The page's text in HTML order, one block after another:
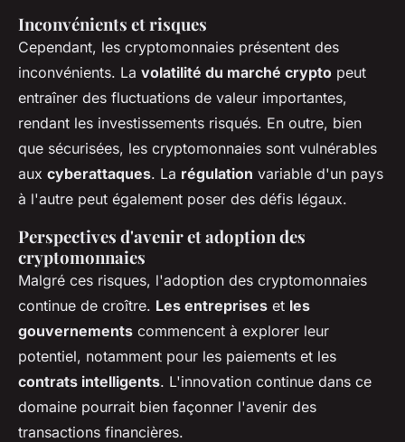
Inconvénients et risques
Cependant, les cryptomonnaies présentent des
inconvénients. La volatilité du marché crypto peut
entraîner des fluctuations de valeur importantes,
rendant les investissements risqués. En outre, bien
que sécurisées, les cryptomonnaies sont vulnérables
aux cyberattaques. La régulation variable d'un pays
à l'autre peut également poser des défis légaux.
Perspectives d'avenir et adoption des
cryptomonnaies
Malgré ces risques, l'adoption des cryptomonnaies
continue de croître. Les entreprises et les
gouvernements commencent à explorer leur
potentiel, notamment pour les paiements et les
contrats intelligents. L'innovation continue dans ce
domaine pourrait bien façonner l'avenir des
transactions financières.